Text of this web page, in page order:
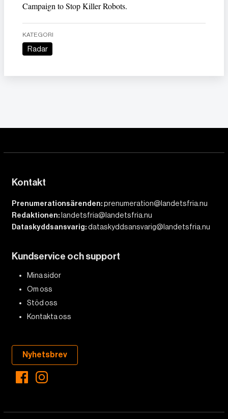
Campaign to Stop Killer Robots.
KATEGORI
Radar
Kontakt
Prenumerationsärenden:prenumeration@landetsfria.nu
Redaktionen: landetsfria@landetsfria.nu
Dataskyddsansvarig:dataskyddsansvarig@landetsfria.nu
Kundservice och support
Mina sidor
Om oss
Stöd oss
Kontakta oss
Nyhetsbrev